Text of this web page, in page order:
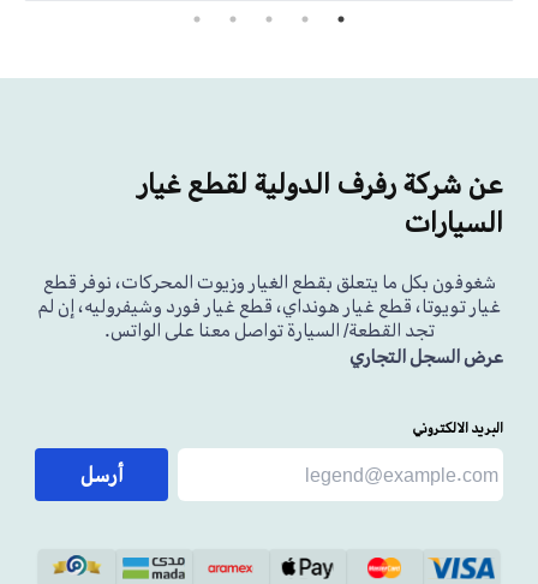
عن شركة رفرف الدولية لقطع غيار
السيارات
شغوفون بكل ما يتعلق بقطع الغيار وزيوت المحركات، نوفر قطع
غيار تويوتا، قطع غيار هونداي، قطع غيار فورد وشيفروليه، إن لم
تجد القطعة/ السيارة تواصل معنا على الواتس.
عرض السجل التجاري
البريد الالكتروني
أرسل